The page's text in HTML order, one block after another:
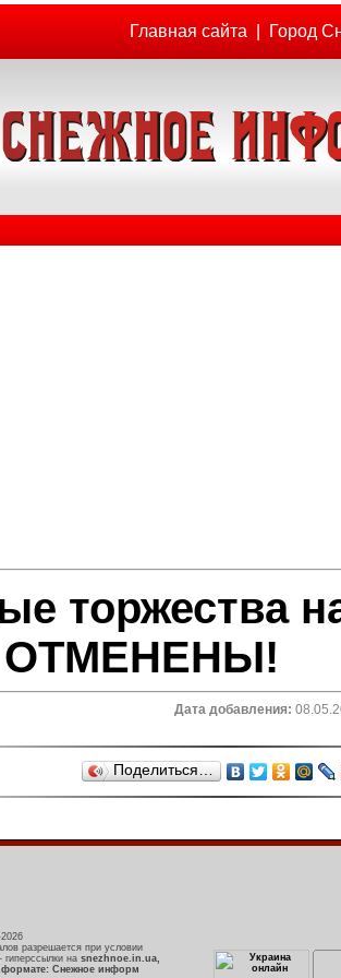
Главная сайта Город
торжества
ОТМЕНЕНЫ!
Дата добавления:
Поделиться…
разрешается при условии
гиперссылки на snezhnoe.in.ua,
формате: Снежное информ